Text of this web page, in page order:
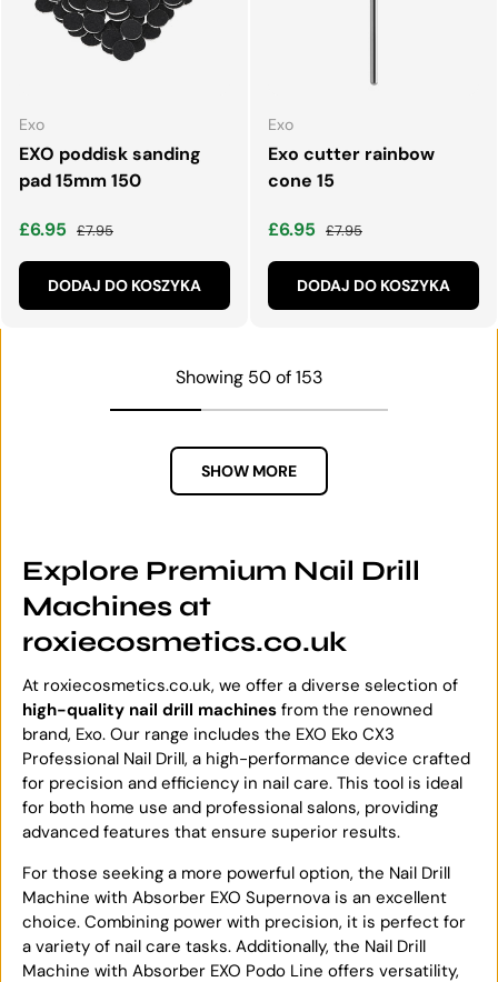
Exo
EXO poddisk sanding
pad 15mm 150
Cena wyprzedaży
£6.95 Normalna cena
£7.95
DODAJ DO KOSZYKA
Exo
Exo cutter rainbow
cone 15
Cena wyprzedaży
£6.95 Normalna cena
£7.95
DODAJ DO KOSZYKA
Showing 50 of 153
SHOW MORE
Explore Premium Nail Drill
Machines at
roxiecosmetics.co.uk
At roxiecosmetics.co.uk, we offer a diverse selection of
high-quality nail drill machines from the renowned
brand, Exo. Our range includes the EXO Eko CX3
Professional Nail Drill, a high-performance device crafted
for precision and efficiency in nail care. This tool is ideal
for both home use and professional salons, providing
advanced features that ensure superior results.
For those seeking a more powerful option, the Nail Drill
Machine with Absorber EXO Supernova is an excellent
choice. Combining power with precision, it is perfect for
a variety of nail care tasks. Additionally, the Nail Drill
Machine with Absorber EXO Podo Line offers versatility,